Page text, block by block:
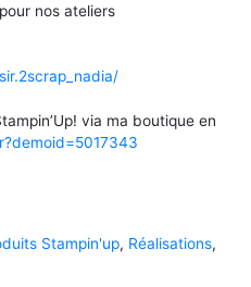
pour nos ateliers
via ma boutique en
Stampin'up, Réalisations,